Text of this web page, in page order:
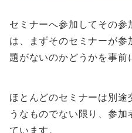
セミナーへ参加してその参
は、まずそのセミナーが参
題がないのかどうかを事前
ほとんどのセミナーは別途
うなものでない限り、参
ています。